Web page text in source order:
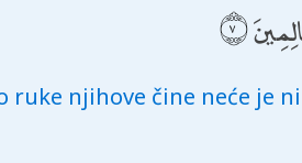
ruke njihove čine neće je